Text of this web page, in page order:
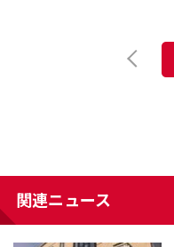
関連ニュース